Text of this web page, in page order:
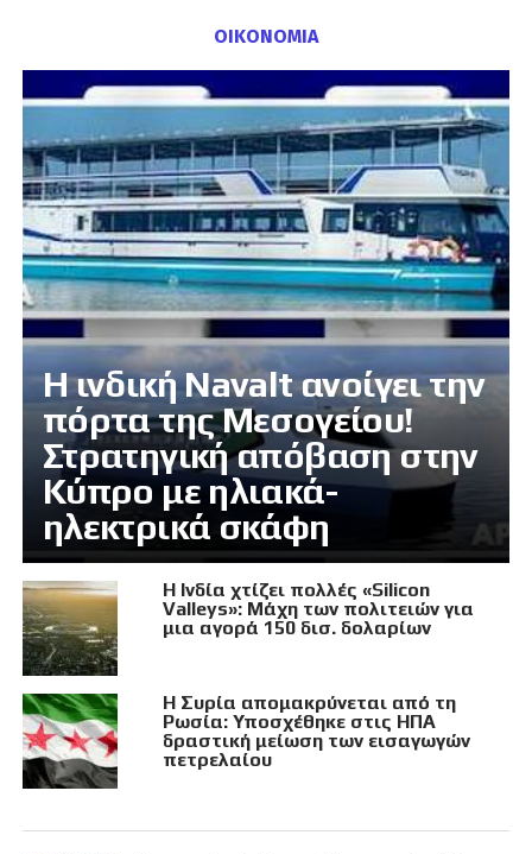
ΟΙΚΟΝΟΜΙΑ
Η ινδική Navalt ανοίγει την
πόρτα της Μεσογείου!
Στρατηγική απόβαση στην
Κύπρο με ηλιακά-
ηλεκτρικά σκάφη
Η Ινδία χτίζει πολλές «Silicon
Valleys»: Μάχη των πολιτειών για
μια αγορά 150 δισ. δολαρίων
Η Συρία απομακρύνεται από τη
Ρωσία: Υποσχέθηκε στις ΗΠΑ
δραστική μείωση των εισαγωγών
πετρελαίου